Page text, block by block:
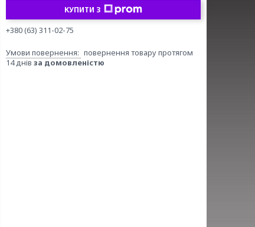
КУПИТИ З
+380 (63) 311-02-75
повернення товару протягом
14 днів за домовленістю